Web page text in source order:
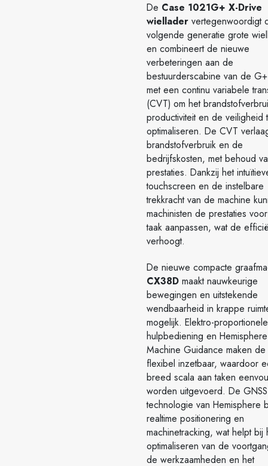
De Case 1021G+ X-Drive
wiellader vertegenwoordigt
volgende generatie grote
en combineert de nieuwe
verbeteringen aan de
bestuurderscabine van de
met een continu variabele
(CVT) om het
productiviteit en de veiligheid
optimaliseren. De CVT
brandstofverbruik en de
bedrijfskosten, met behoud
prestaties. Dankzij het
touchscreen en de instelbare
trekkracht van de machine
machinisten de prestaties
taak aanpassen, wat de
verhoogt.
De nieuwe compacte
CX38D maakt nauwkeurige
bewegingen en uitstekende
wendbaarheid in krappe
mogelijk. Elektro-proportionele
hulpbediening en Hemisphere
Machine Guidance maken
flexibel inzetbaar, waardoor
breed scala aan taken
worden uitgevoerd. De
technologie van Hemisphere
realtime positionering en
machinetracking, wat helpt bij
optimaliseren van de
de werkzaamheden en het